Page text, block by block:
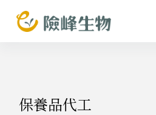
跳
至
保養品代工